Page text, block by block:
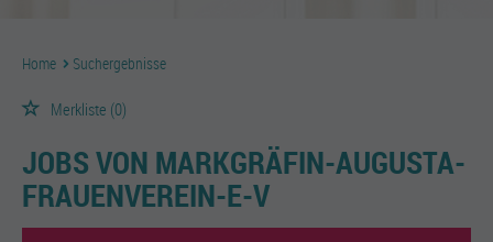
Home Suchergebnisse
Merkliste (0)
JOBS VON MARKGRÄFIN-AUGUSTA-
FRAUENVEREIN-E-V